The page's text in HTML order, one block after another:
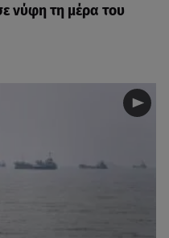
νύφη τη μέρα του